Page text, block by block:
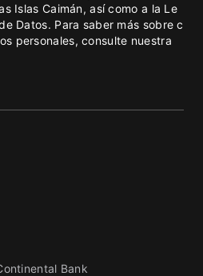
Islas Caimán, así como a la Le
Datos. Para saber más sobre c
personales, consulte nuestra
Bank